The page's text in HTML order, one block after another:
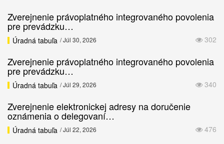
Zverejnenie právoplatného integrovaného povolenia
pre prevádzku…
302
Úradná tabuľa / Júl 30, 2026
Zverejnenie právoplatného integrovaného povolenia
pre prevádzku…
340
Úradná tabuľa / Júl 29, 2026
Zverejnenie elektronickej adresy na doručenie
oznámenia o delegovaní…
476
Úradná tabuľa / Júl 22, 2026